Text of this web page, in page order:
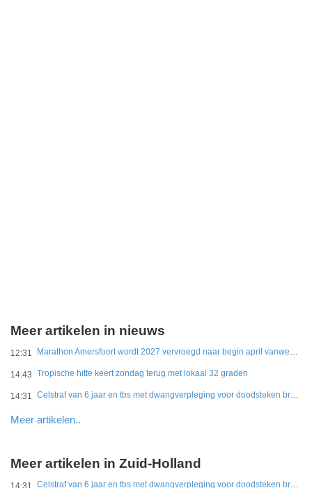
Meer artikelen in nieuws
12:31 Marathon Amersfoort wordt 2027 vervroegd naar begin april vanwege hitte
14:43 Tropische hitte keert zondag terug met lokaal 32 graden
14:31 Celstraf van 6 jaar en tbs met dwangverpleging voor doodsteken broer in Gouda
Meer artikelen..
Meer artikelen in Zuid-Holland
14:31 Celstraf van 6 jaar en tbs met dwangverpleging voor doodsteken broer in Gouda